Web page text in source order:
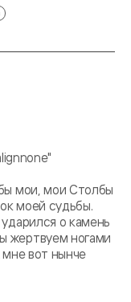
мои, мои Столбы
моей судьбы.
о камень
жертвуем ногами
мне вот нынче